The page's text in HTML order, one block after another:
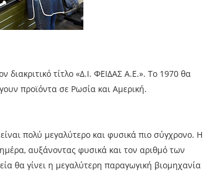
διακριτικό τίτλο «Δ.Ι. ΦΕΙΔΑΣ Α.Ε.». Το 1970 θα
προϊόντα σε Ρωσία και Αμερική.
πολύ μεγαλύτερο και φυσικά πιο σύγχρονο. Η
αυξάνοντας φυσικά και τον αριθμό των
θα γίνει η μεγαλύτερη παραγωγική βιομηχανία